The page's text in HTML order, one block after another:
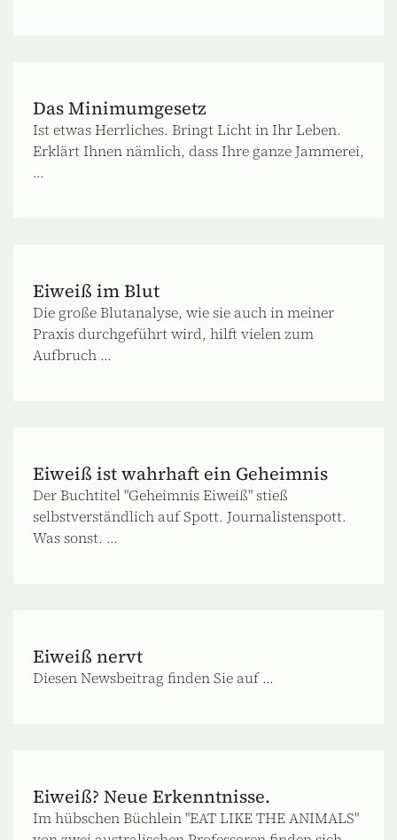
Das Minimumgesetz
Ist etwas Herrliches. Bringt Licht in Ihr Leben.
Erklärt Ihnen nämlich, dass Ihre ganze Jammerei,
...
Eiweiß im Blut
Die große Blutanalyse, wie sie auch in meiner
Praxis durchgeführt wird, hilft vielen zum
Aufbruch ...
Eiweiß ist wahrhaft ein Geheimnis
Der Buchtitel "Geheimnis Eiweiß" stieß
selbstverständlich auf Spott. Journalistenspott.
Was sonst. ...
Eiweiß nervt
Diesen Newsbeitrag finden Sie auf ...
Eiweiß? Neue Erkenntnisse.
Im hübschen Büchlein "EAT LIKE THE ANIMALS"